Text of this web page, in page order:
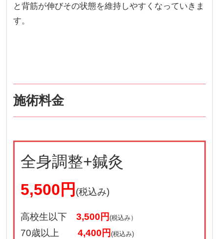
と背筋が伸びその状態を維持しやすくなっていきま
す。
施術料金
全身調整+鍼灸
5,500円 (税込み)
高校生以下 3,500円 (税込み）
70歳以上 4,400円 (税込み)